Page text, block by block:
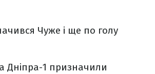
Чуже і ще по голу
Дніпра-1 призначили